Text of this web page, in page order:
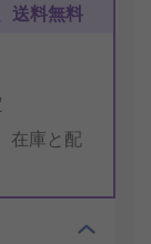
送料無料
在庫と配